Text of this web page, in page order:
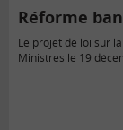
Réforme
Le projet de loi sur
Ministres le 19